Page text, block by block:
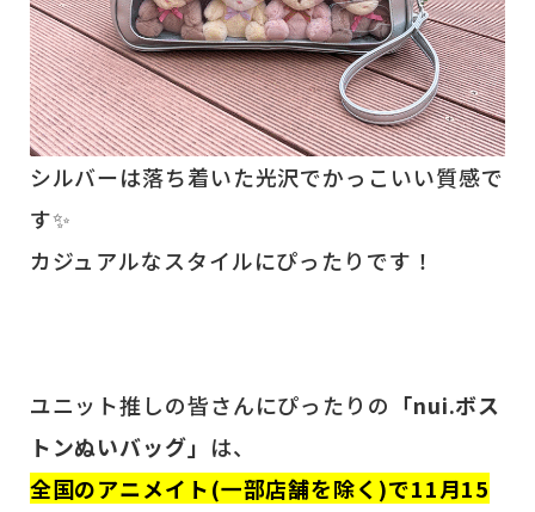
シルバーは落ち着いた光沢でかっこいい質感で
す✨
カジュアルなスタイルにぴったりです！
ユニット推しの皆さんにぴったりの 「nui.ボス
トンぬいバッグ」 は、
全国のアニメイト(一部店舗を除く)で11月15